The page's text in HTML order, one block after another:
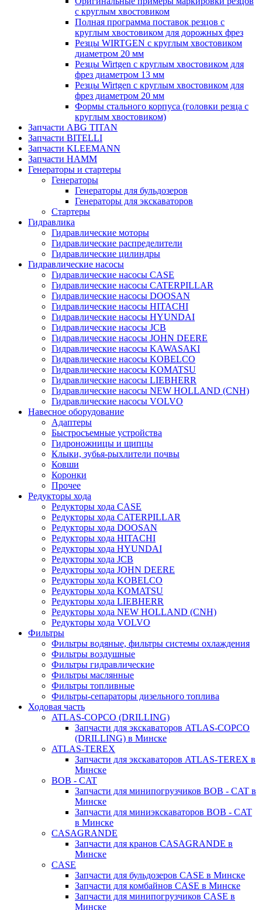
с круглым хвостовиком
Полная программа поставок резцов с
круглым хвостовиком для дорожных фрез
Резцы WIRTGEN с круглым хвостовиком
диаметром 20 мм
Резцы Wirtgen с круглым хвостовиком для
фрез диаметром 13 мм
Резцы Wirtgen с круглым хвостовиком для
фрез диаметром 20 мм
Формы стального корпуса (головки резца с
круглым хвостовиком)
Запчасти ABG TITAN
Запчасти BITELLI
Запчасти KLEEMANN
Запчасти HAMM
Генераторы и стартеры
Генераторы
Генераторы для бульдозеров
Генераторы для экскаваторов
Стартеры
Гидравлика
Гидравлические моторы
Гидравлические распределители
Гидравлические цилиндры
Гидравлические насосы
Гидравлические насосы CASE
Гидравлические насосы CATERPILLAR
Гидравлические насосы DOOSAN
Гидравлические насосы HITACHI
Гидравлические насосы HYUNDAI
Гидравлические насосы JCB
Гидравлические насосы JOHN DEERE
Гидравлические насосы KAWASAKI
Гидравлические насосы KOBELCO
Гидравлические насосы KOMATSU
Гидравлические насосы LIEBHERR
Гидравлические насосы NEW HOLLAND (CNH)
Гидравлические насосы VOLVO
Навесное оборудование
Адаптеры
Быстросъемные устройства
Гидроножницы и щипцы
Клыки, зубья-рыхлители почвы
Ковши
Коронки
Прочее
Редукторы хода
Редукторы хода CASE
Редукторы хода CATERPILLAR
Редукторы хода DOOSAN
Редукторы хода HITACHI
Редукторы хода HYUNDAI
Редукторы хода JCB
Редукторы хода JOHN DEERE
Редукторы хода KOBELCO
Редукторы хода KOMATSU
Редукторы хода LIEBHERR
Редукторы хода NEW HOLLAND (CNH)
Редукторы хода VOLVO
Фильтры
Фильтры водяные, фильтры системы охлаждения
Фильтры воздушные
Фильтры гидравлические
Фильтры маслянные
Фильтры топливные
Фильтры-сепараторы дизельного топлива
Ходовая часть
ATLAS-COPCO (DRILLING)
Запчасти для экскаваторов ATLAS-COPCO
(DRILLING) в Минске
ATLAS-TEREX
Запчасти для экскаваторов ATLAS-TEREX в
Минске
BOB - CAT
Запчасти для минипогрузчиков BOB - CAT в
Минске
Запчасти для миниэкскаваторов BOB - CAT
в Минске
CASAGRANDE
Запчасти для кранов CASAGRANDE в
Минске
CASE
Запчасти для бульдозеров CASE в Минске
Запчасти для комбайнов CASE в Минске
Запчасти для минипогрузчиков CASE в
Минске